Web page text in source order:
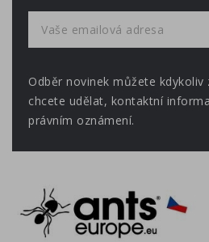
Odběr novinek můžete kdykoliv
chcete udělat, kontaktní
právním oznámení.